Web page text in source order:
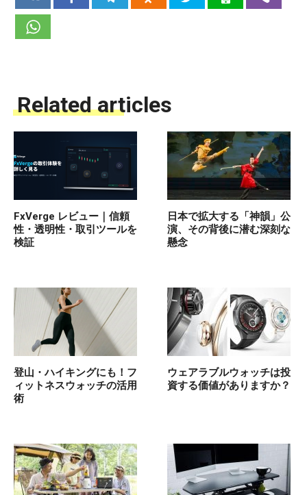
Related articles
FxVerge レビュー｜信頼
性・透明性・取引ツールを
検証
日本で拡大する「神韻」公
演、その背後に潜む深刻な
懸念
登山・ハイキングにも！フ
ィットネスウォッチの活用
術
ウェアラブルウォッチは投
資する価値がありますか？